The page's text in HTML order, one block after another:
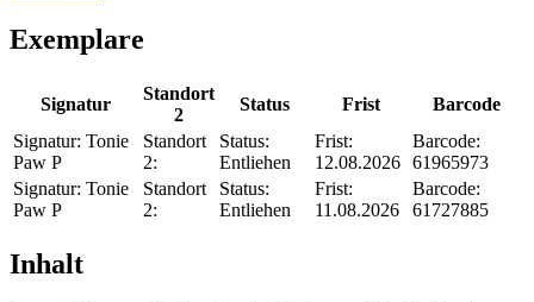
Exemplare
Signatur
Standort
2
Status Frist
Barcode
Signatur: Tonie
Paw P
Standort
2:
Status:
Entliehen
Frist:
12.08.2026
Barcode:
61965973
Signatur: Tonie
Paw P
Standort
2:
Status:
Entliehen
Frist:
11.08.2026
Barcode:
61727885
Inhalt